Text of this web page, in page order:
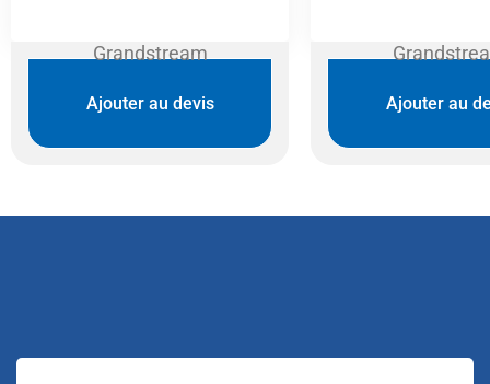
Grandstream
Ajouter au devis Ajouter au